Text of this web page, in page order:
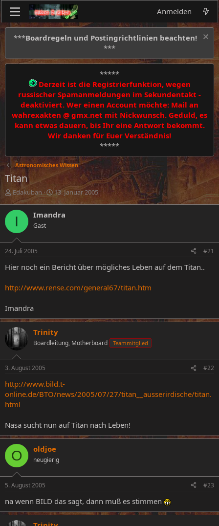
Anmelden
***Boardregeln und Postingrichtlinien beachten!
***
*****
Derzeit ist die Registrierfunktion, wegen
russischer Spamanmeldungen im Sekundentakt -
deaktiviert. Wer einen Account möchte: Mail an
wahrexakten @ gmx.net mit Nickwunsch. Geduld, es
kann etwas dauern, bis Ihr eine Antwort bekommt.
Wir danken für Euer Verständnis!
*****
Astronomisches Wissen
Titan
E
s
l
l
e
Edakuban
E
t
l
m
13. Januar 2005
I Imandra
Gast
24. Juli 2005 #21
Hier noch ein Bericht über mögliches Leben auf dem Titan..
http://www.rense.com/general67/titan.htm
Imandra
Trinity
Boardleitung, Motherboard Teammitglied
3. August 2005 #22
http://www.bild.t-
online.de/BTO/news/2005/07/27/titan__ausserirdische/titan.
html
Nasa sucht nun auf Titan nach Leben!
O oldjoe
neugierig
5. August 2005 #23
na wenn BILD das sagt, dann muß es stimmen